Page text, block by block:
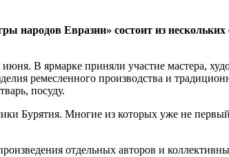
народов Евразии» состоит из
В ярмарке приняли участие мастера,
ремесленного производства и
посуду.
Бурятия. Многие из которых уже не
отдельных авторов и